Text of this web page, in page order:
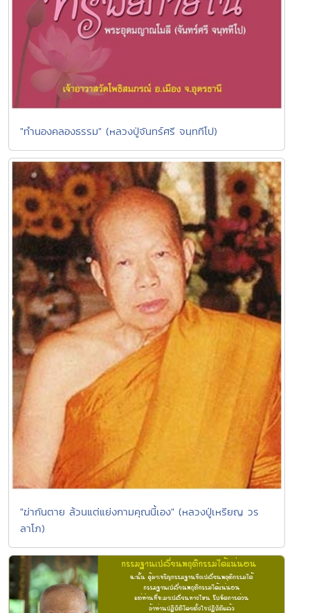
"ทำนองคลองธรรม" (หลวงปู่จันทร์ศรี จนฺททีโป)
"ฆ่ากันตาย ล้วนแต่แย่งกามคุณนี้เอง" (หลวงปู่เหรียญ วร
ลาโภ)